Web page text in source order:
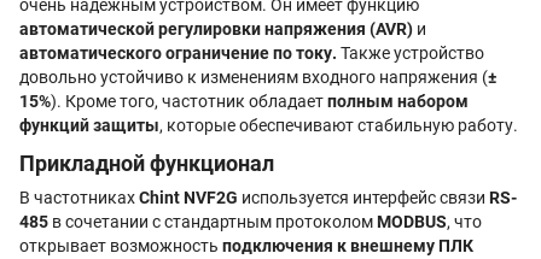
очень надёжным устройством. Он имеет функцию
автоматической регулировки напряжения (AVR) и
автоматического ограничение по току. Также устройство
довольно устойчиво к изменениям входного напряжения (±
15%). Кроме того, частотник обладаетполным набором
функций защиты, которые обеспечивают стабильную работу.
Прикладной функционал
В частотникахChint NVF2G используется интерфейс связи RS-
485 в сочетании с стандартным протоколомMODBUS, что
открывает возможность подключения к внешнему ПЛК